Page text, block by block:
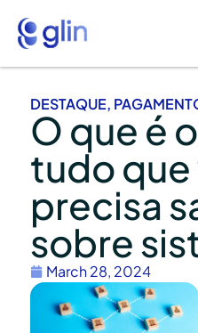
DESTAQUE,
O que é
tudo
precisa
sobre
March 28, 2024